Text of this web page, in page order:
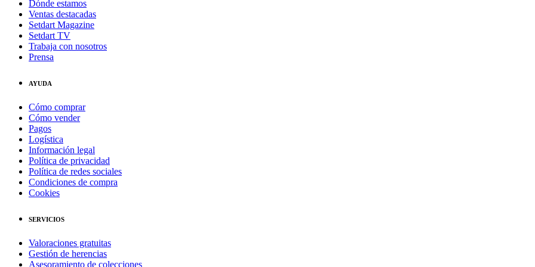
Dónde estamos
Ventas destacadas
Setdart Magazine
Setdart TV
Trabaja con nosotros
Prensa
AYUDA
Cómo comprar
Cómo vender
Pagos
Logística
Información legal
Política de privacidad
Política de redes sociales
Condiciones de compra
Cookies
SERVICIOS
Valoraciones gratuitas
Gestión de herencias
Asesoramiento de colecciones